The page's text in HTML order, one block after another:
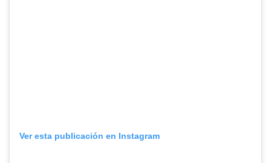
Ver esta publicación en Instagram